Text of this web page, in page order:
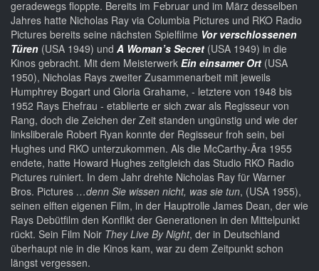
geradewegs floppte. Bereits im Februar und im März desselben
Jahres hatte Nicholas Ray via Columbia Pictures und RKO Radio
Pictures bereits seine nächsten Spielfilme Vor verschlossenen
Türen (USA 1949) und A Woman’s Secret (USA 1949) in die
Kinos gebracht. Mit dem Meisterwerk Ein einsamer Ort (USA
1950), Nicholas Rays zweiter Zusammenarbeit mit jeweils
Humphrey Bogart und Gloria Grahame, - letztere von 1948 bis
1952 Rays Ehefrau - etablierte er sich zwar als Regisseur von
Rang, doch die Zeichen der Zeit standen ungünstig und wie der
linksliberale Robert Ryan konnte der Regisseur froh sein, bei
Hughes und RKO unterzukommen. Als die McCarthy-Ära 1955
endete, hatte Howard Hughes zeitgleich das Studio RKO Radio
Pictures ruiniert. In dem Jahr drehte Nicholas Ray für Warner
Bros. Pictures …denn Sie wissen nicht, was sie tun, (USA 1955),
seinen elften eigenen Film, in der Hauptrolle James Dean, der wie
Rays Debütfilm den Konflikt der Generationen in den Mittelpunkt
rückt. Sein Film Noir They Live By Night, der in Deutschland
überhaupt nie in die Kinos kam, war zu dem Zeitpunkt schon
längst vergessen.